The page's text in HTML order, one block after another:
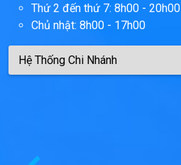
Thứ 2 đến thứ 7: 8h00 - 20h00
Chủ nhật: 8h00 - 17h00